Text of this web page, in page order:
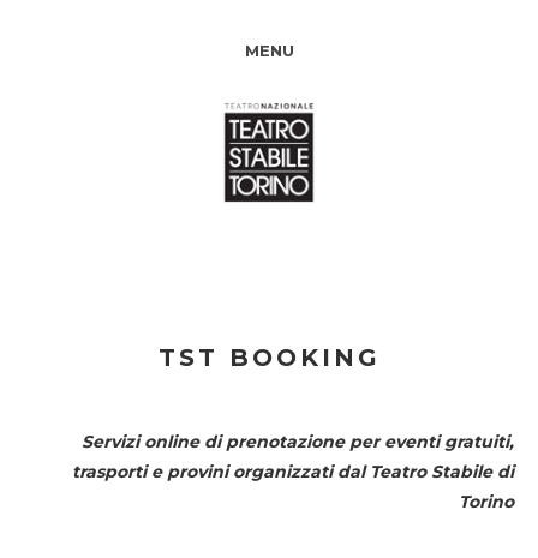
MENU
TST BOOKING
Servizi online di prenotazione per eventi gratuiti,
trasporti e provini organizzati dal Teatro Stabile di
Torino